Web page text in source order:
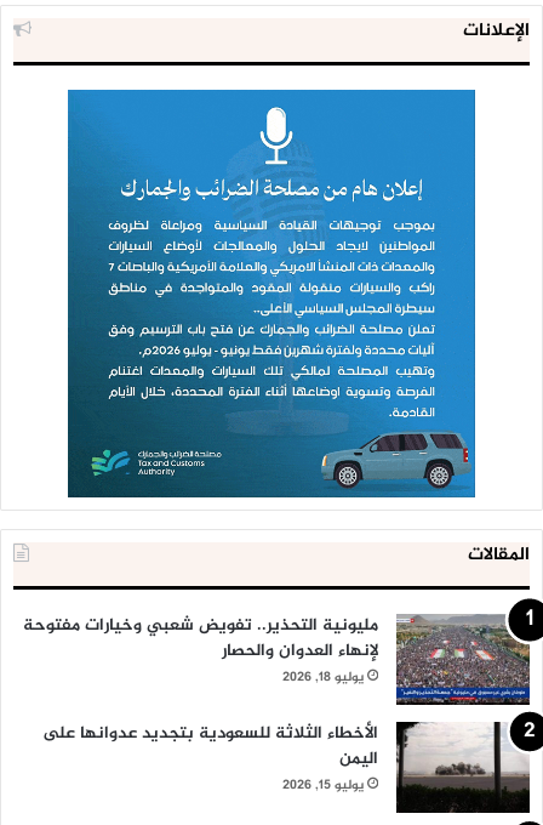
الإعلانات
المقالات
مليونية التحذير.. تفويض شعبي وخيارات مفتوحة
لإنهاء العدوان والحصار
يوليو 18, 2026
الأخطاء الثلاثة للسعودية بتجديد عدوانها على
اليمن
يوليو 15, 2026